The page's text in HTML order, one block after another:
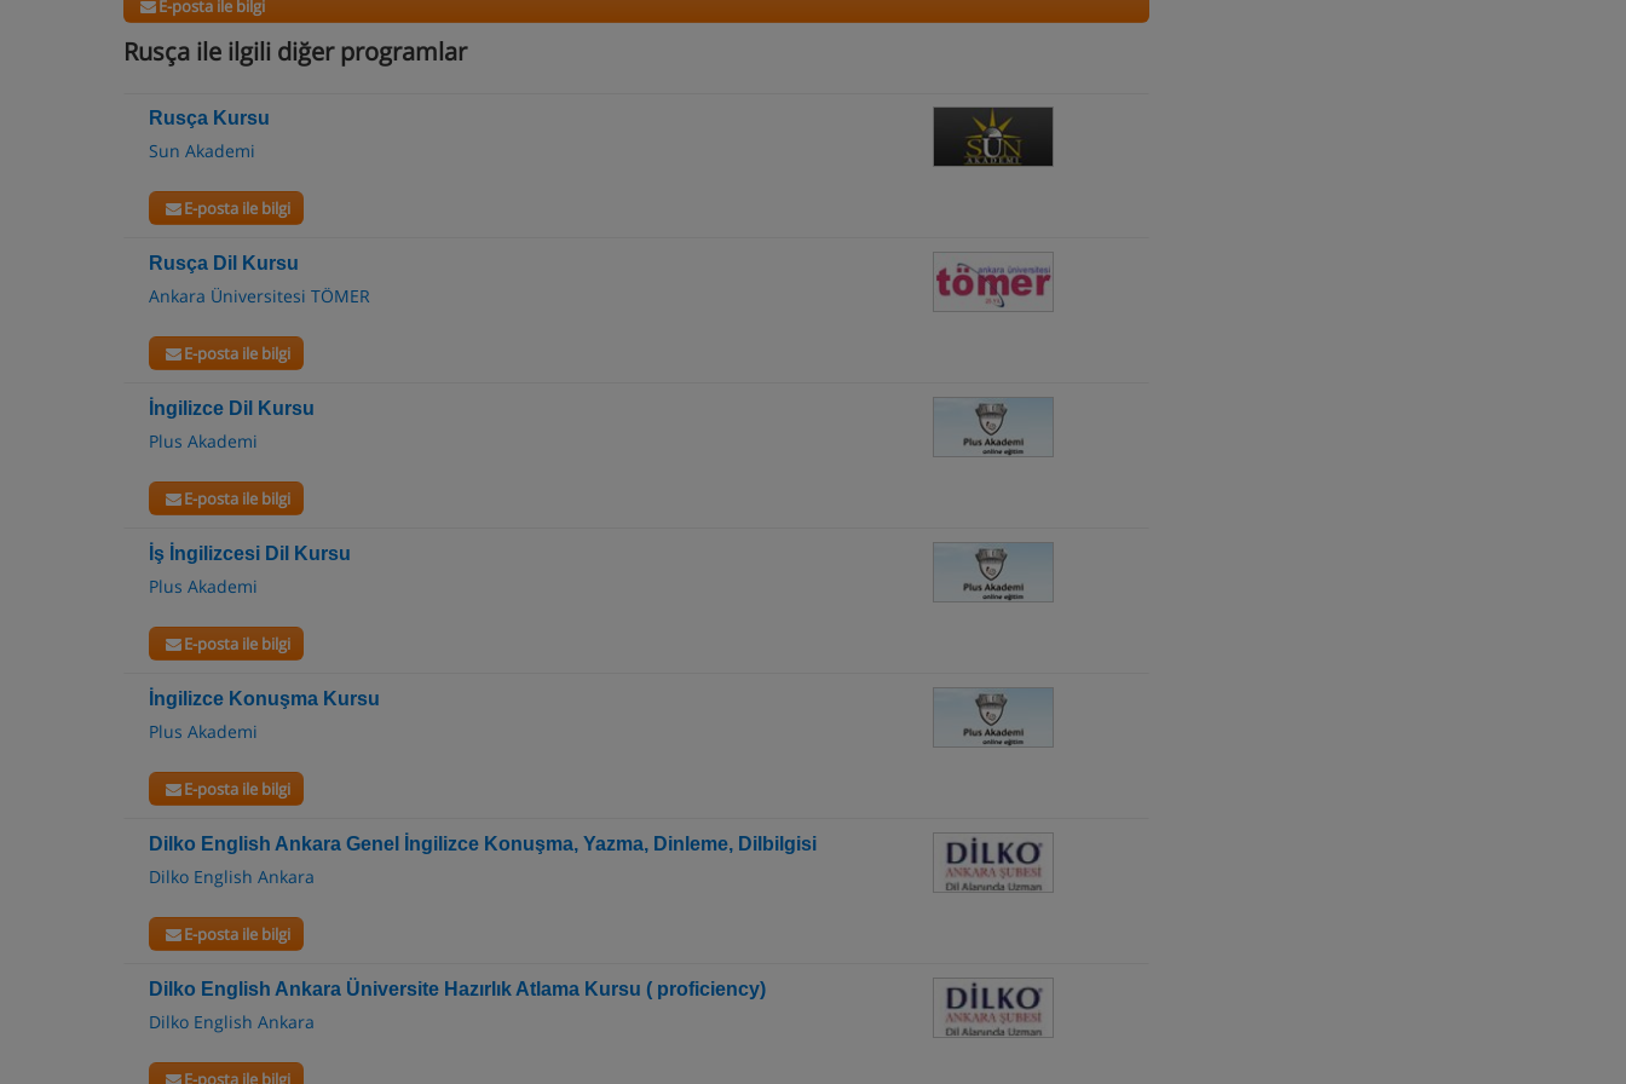
E-posta ile bilgi
Rusça ile ilgili diğer programlar
Rusça Kursu
Sun Akademi
E-posta ile bilgi
Rusça Dil Kursu
Ankara Üniversitesi TÖMER
E-posta ile bilgi
İngilizce Dil Kursu
Plus Akademi
E-posta ile bilgi
İş İngilizcesi Dil Kursu
Plus Akademi
E-posta ile bilgi
İngilizce Konuşma Kursu
Plus Akademi
E-posta ile bilgi
Dilko English Ankara Genel İngilizce Konuşma, Yazma, Dinleme, Dilbilgisi
Dilko English Ankara
E-posta ile bilgi
Dilko English Ankara Üniversite Hazırlık Atlama Kursu ( proficiency)
Dilko English Ankara
E-posta ile bilgi